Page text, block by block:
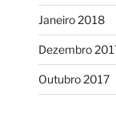
Janeiro 2018
Dezembro
Outubro 2017